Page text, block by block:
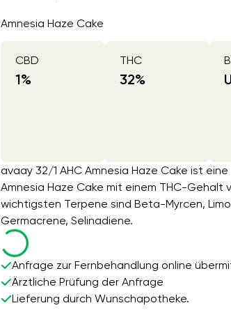
Amnesia Haze Cake
CBD
1%
THC
32%
avaay 32/1 AHC Amnesia Haze Cake ist
Amnesia Haze Cake mit einem THC-Gehalt
wichtigsten Terpene sind Beta-Myrcen,
Germacrene, Selinadiene.
Anfrage zur Fernbehandlung online
Ärztliche Prüfung der Anfrage
Lieferung durch Wunschapotheke.